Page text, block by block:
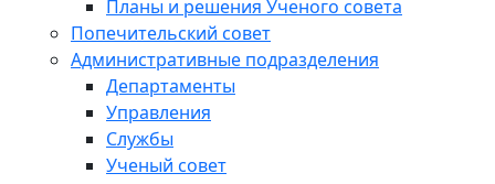
Планы и решения Ученого совета
Попечительский совет
Административные подразделения
Департаменты
Управления
Службы
Ученый совет